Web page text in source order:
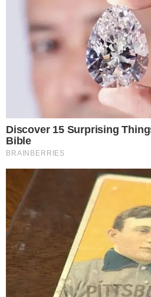
Os vídeos do depoimento de
divulgados nesta quinta-feira
Moraes retirar o sigilo do
denunciou Bolsonaro, o ex-
32 pessoas por participação em
denúncia, feita pelo procurador-
analisada pela Primeira Turma do
DESCONFIANÇA DE
Em sua delação,Cid revelou
Bolsonaro ordenou o
suspeitar de encontros entre o
vice-presidente Hamilton